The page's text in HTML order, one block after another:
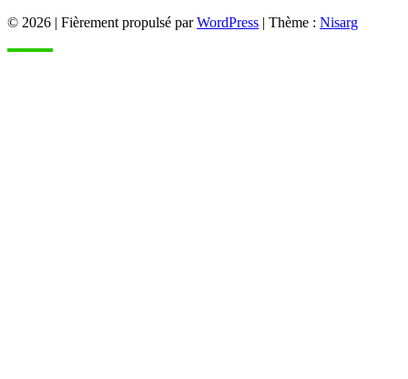
© 2026 | Fièrement propulsé parWordPress | Thème : Nisarg